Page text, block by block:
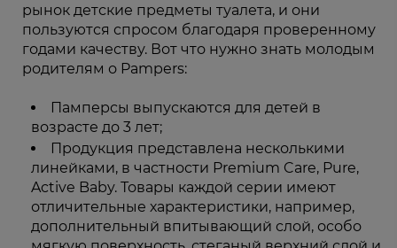
рынок детские предметы туалета, и они
пользуются спросом благодаря проверенному
годами качеству. Вот что нужно знать молодым
родителям о Pampers:
Памперсы выпускаются для детей в
возрасте до 3 лет;
Продукция представлена несколькими
линейками, в частности Premium Care, Pure,
Active Baby. Товары каждой серии имеют
отличительные характеристики, например,
дополнительный впитывающий слой, особо